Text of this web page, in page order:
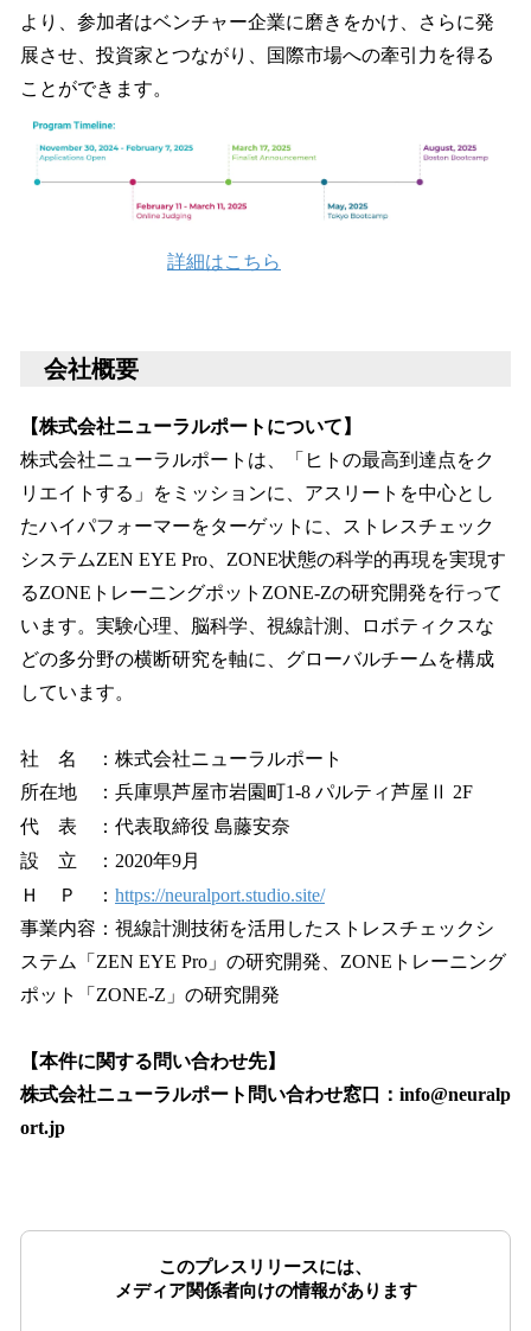
より、参加者はベンチャー企業に磨きをかけ、さらに発
展させ、投資家とつながり、国際市場への牽引力を得る
ことができます。
詳細はこちら
会社概要
【株式会社ニューラルポートについて】
株式会社ニューラルポートは、「ヒトの最高到達点をク
リエイトする」をミッションに、アスリートを中心とし
たハイパフォーマーをターゲットに、ストレスチェック
システムZEN EYE Pro、ZONE状態の科学的再現を実現す
るZONEトレーニングポットZONE-Zの研究開発を行って
います。実験心理、脳科学、視線計測、ロボティクスな
どの多分野の横断研究を軸に、グローバルチームを構成
しています。
社 名 ：株式会社ニューラルポート
所在地 ：兵庫県芦屋市岩園町1-8 パルティ芦屋Ⅱ 2F
代 表 ：代表取締役 島藤安奈
設 立 ：2020年9月
Ｈ Ｐ ： https://neuralport.studio.site/
事業内容：視線計測技術を活用したストレスチェックシ
ステム「ZEN EYE Pro」の研究開発、ZONEトレーニング
ポット「ZONE-Z」の研究開発
【本件に関する問い合わせ先】
株式会社ニューラルポート問い合わせ窓口：info@neuralp
ort.jp
このプレスリリースには、
メディア関係者向けの情報があります